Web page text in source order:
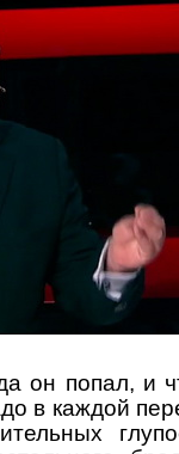
он попал, и
в каждой